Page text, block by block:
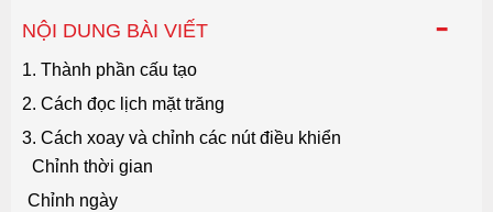
-
NỘI DUNG BÀI VIẾT
1. Thành phần cấu tạo
2. Cách đọc lịch mặt trăng
3. Cách xoay và chỉnh các nút điều khiển
Chỉnh thời gian
Chỉnh ngày